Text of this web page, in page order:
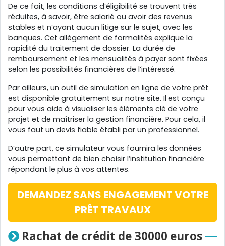
De ce fait, les conditions d’éligibilité se trouvent très
réduites, à savoir, être salarié ou avoir des revenus
stables et n’ayant aucun litige sur le sujet, avec les
banques. Cet allègement de formalités explique la
rapidité du traitement de dossier. La durée de
remboursement et les mensualités à payer sont fixées
selon les possibilités financières de l’intéressé.
Par ailleurs, un outil de simulation en ligne de votre prêt
est disponible gratuitement sur notre site. Il est conçu
pour vous aide à visualiser les éléments clé de votre
projet et de maîtriser la gestion financière. Pour cela, il
vous faut un devis fiable établi par un professionnel.
D’autre part, ce simulateur vous fournira les données
vous permettant de bien choisir l’institution financière
répondant le plus à vos attentes.
DEMANDEZ SANS ENGAGEMENT VOTRE
PRÊT TRAVAUX
Rachat de crédit de 30000 euros